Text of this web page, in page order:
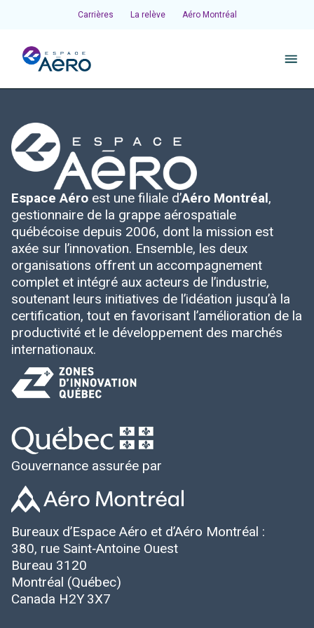
Carrières La relève Aéro Montréal
Pôles et chantiers
Initiatives
Écosystème
Publications et événements
Espace Aéro est une filiale d’Aéro Montréal,
gestionnaire de la grappe aérospatiale
québécoise depuis 2006, dont la mission est
axée sur l’innovation. Ensemble, les deux
organisations offrent un accompagnement
complet et intégré aux acteurs de l’industrie,
soutenant leurs initiatives de l’idéation jusqu’à la
certification, tout en favorisant l’amélioration de la
productivité et le développement des marchés
internationaux.
Gouvernance assurée par
Bureaux d’Espace Aéro et d’Aéro Montréal :
380, rue Saint‑Antoine Ouest
Bureau 3120
Montréal (Québec)
Canada H2Y 3X7